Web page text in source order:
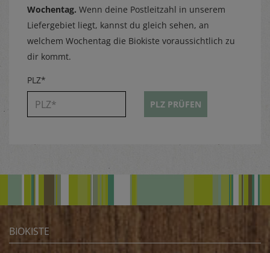
Wochentag. Wenn deine Postleitzahl in unserem
Liefergebiet liegt, kannst du gleich sehen, an
welchem Wochentag die Biokiste voraussichtlich zu
dir kommt.
PLZ*
PLZ PRÜFEN
BIOKISTE